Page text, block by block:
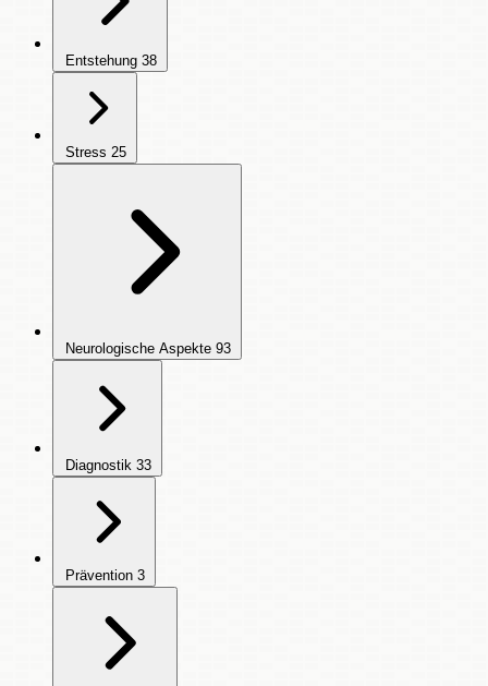
Entstehung 38
Stress 25
Neurologische Aspekte 93
Diagnostik 33
Prävention 3